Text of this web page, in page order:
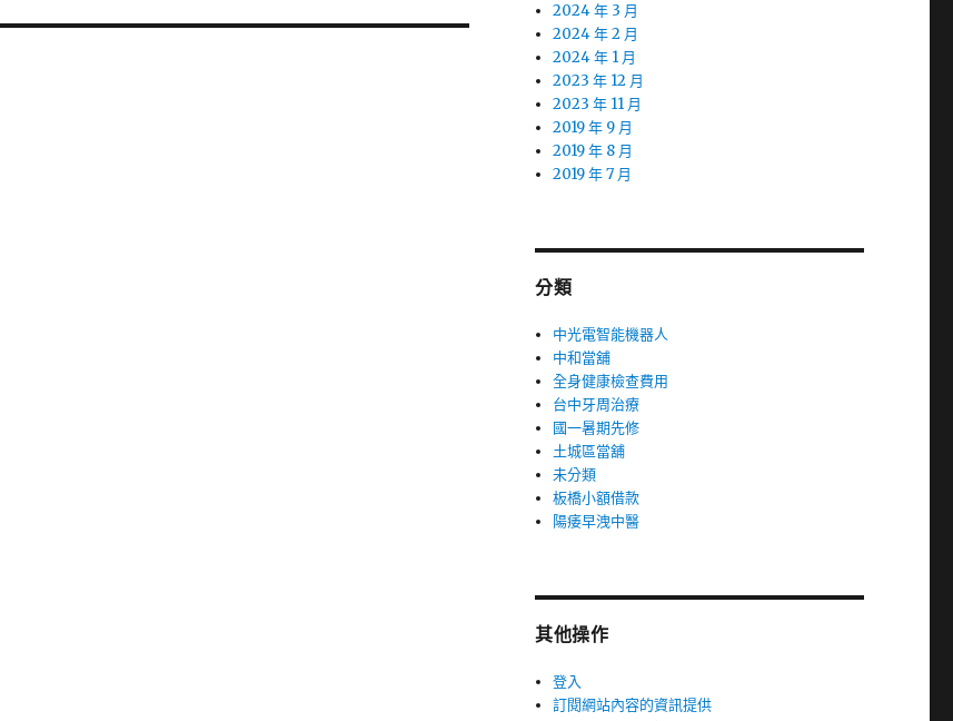
2024 年 3 月
2024 年 2 月
2024 年 1 月
2023 年 12 月
2023 年 11 月
2019 年 9 月
2019 年 8 月
2019 年 7 月
分類
中光電智能機器人
中和當舖
全身健康檢查費用
台中牙周治療
國一暑期先修
土城區當舖
未分類
板橋小額借款
陽痿早洩中醫
其他操作
登入
訂閱網站內容的資訊提供